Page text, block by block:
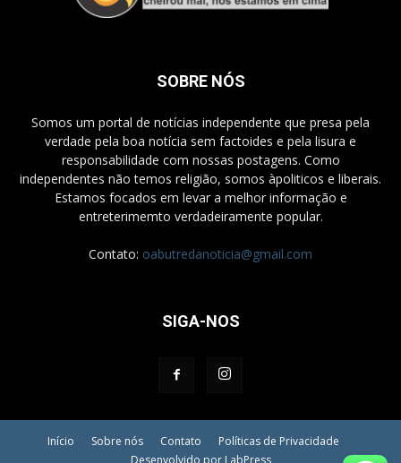
SOBRE NÓS
Somos um portal de notícias independente que presa pela
verdade pela boa notícia sem factoides e pela lisura e
responsabilidade com nossas postagens. Como
independentes não temos religião, somos àpoliticos e liberais.
Estamos focados em levar a melhor informação e
entreterimemto verdadeiramente popular.
Contato: oabutredanoticia@gmail.com
SIGA-NOS
Início Sobre nós Contato
Políticas de Privacidade
Desenvolvido por LabPress